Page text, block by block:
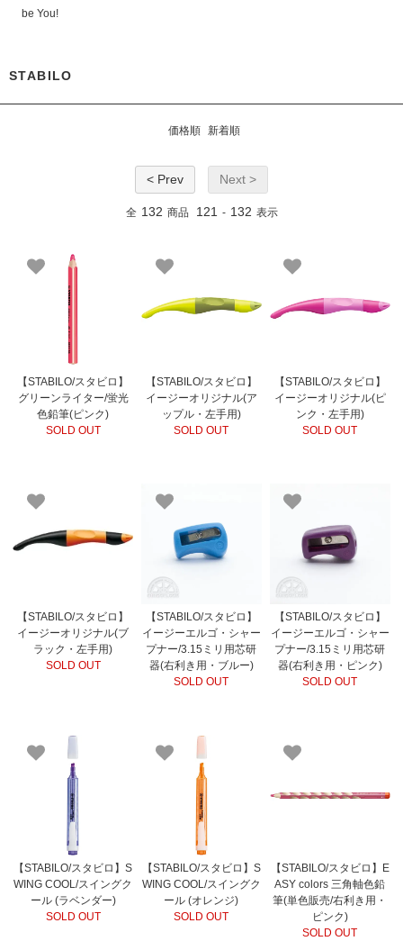
be You!
STABILO
価格順 新着順
< Prev Next >
全 132 商品 121 - 132 表示
【STABILO/スタビロ】
グリーンライター/蛍光
色鉛筆(ピンク)
SOLD OUT
【STABILO/スタビロ】
イージーオリジナル(ア
ップル・左手用)
SOLD OUT
【STABILO/スタビロ】
イージーオリジナル(ピ
ンク・左手用)
SOLD OUT
【STABILO/スタビロ】
イージーオリジナル(ブ
ラック・左手用)
SOLD OUT
【STABILO/スタビロ】
イージーエルゴ・シャー
プナー/3.15ミリ用芯研
器(右利き用・ブルー)
SOLD OUT
【STABILO/スタビロ】
イージーエルゴ・シャー
プナー/3.15ミリ用芯研
器(右利き用・ピンク)
SOLD OUT
【STABILO/スタビロ】S
WING COOL/スイングク
ール (ラベンダー)
SOLD OUT
【STABILO/スタビロ】S
WING COOL/スイングク
ール (オレンジ)
SOLD OUT
【STABILO/スタビロ】E
ASY colors 三角軸色鉛
筆(単色販売/右利き用・
ピンク)
SOLD OUT